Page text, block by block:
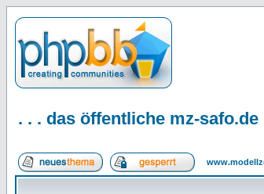
. . . das öffentliche mz-